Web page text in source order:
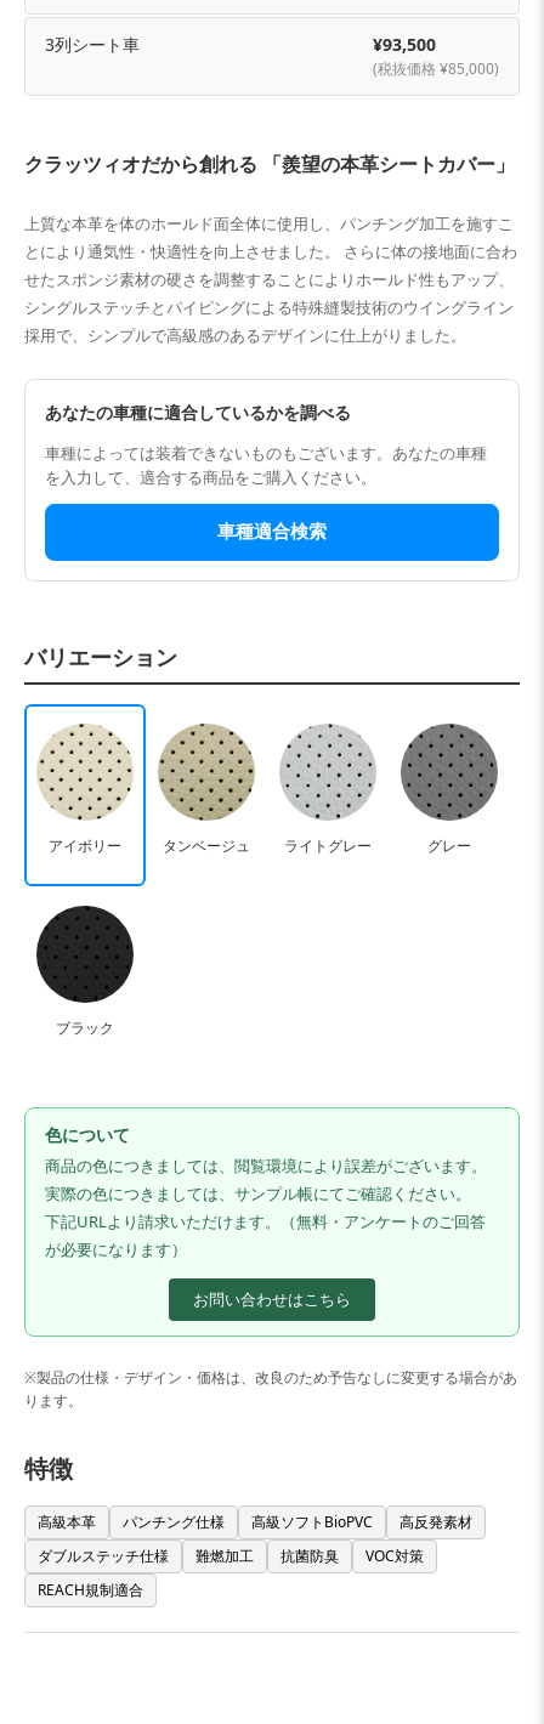
3列シート車 ¥93,500
(税抜価格 ¥85,000)
クラッツィオだから創れる 「羨望の本革シートカバー」
上質な本革を体のホールド面全体に使用し、パンチング加工を施すこ
とにより通気性・快適性を向上させました。 さらに体の接地面に合わ
せたスポンジ素材の硬さを調整することによりホールド性もアップ、
シングルステッチとパイピングによる特殊縫製技術のウイングライン
採用で、シンプルで高級感のあるデザインに仕上がりました。
あなたの車種に適合しているかを調べる
車種によっては装着できないものもございます。あなたの車種
を入力して、適合する商品をご購入ください。
車種適合検索
バリエーション
アイボリー タンベージュ ライトグレー グレー
ブラック
色について
商品の色につきましては、閲覧環境により誤差がございます。
実際の色につきましては、サンプル帳にてご確認ください。
下記URLより請求いただけます。（無料・アンケートのご回答
が必要になります）
お問い合わせはこちら
※製品の仕様・デザイン・価格は、改良のため予告なしに変更する場合があ
ります。
特徴
高級本革 パンチング仕様 高級ソフトBioPVC
高反発素材
ダブルステッチ仕様
難燃加工 抗菌防臭
VOC対策
REACH規制適合